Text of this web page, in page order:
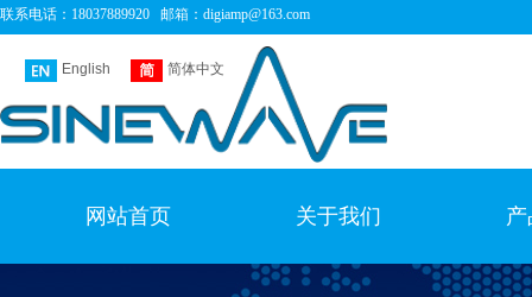
联系电话： 18037889920 邮箱： digiamp@163.com
English 简体中文
网站首页 关于我们